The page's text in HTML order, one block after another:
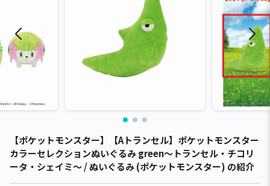
【ポケットモンスター】【Aトランセル】ポケットモンスター
カラーセレクションぬいぐるみ green～トランセル・チコリ
ータ・シェイミ～ / ぬいぐるみ (ポケットモンスター) の紹介